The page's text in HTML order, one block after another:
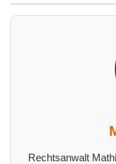
Rechtsanwalt